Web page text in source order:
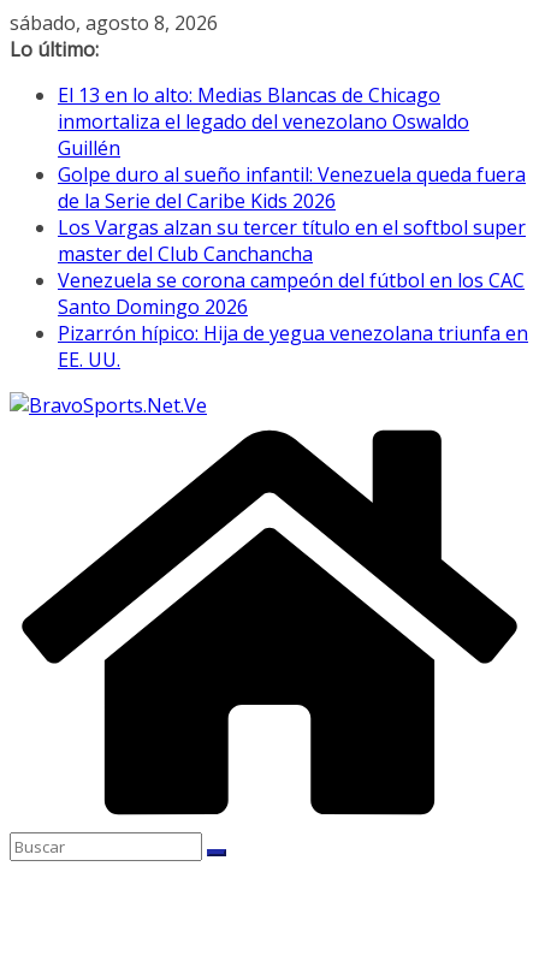
Saltar
al
sábado, agosto 8, 2026
Lo último:
El 13 en lo alto: Medias Blancas de Chicago
inmortaliza el legado del venezolano Oswaldo
Guillén
Golpe duro al sueño infantil: Venezuela queda fuera
de la Serie del Caribe Kids 2026
Los Vargas alzan su tercer título en el softbol super
master del Club Canchancha
Venezuela se corona campeón del fútbol en los CAC
Santo Domingo 2026
Pizarrón hípico: Hija de yegua venezolana triunfa en
EE. UU.